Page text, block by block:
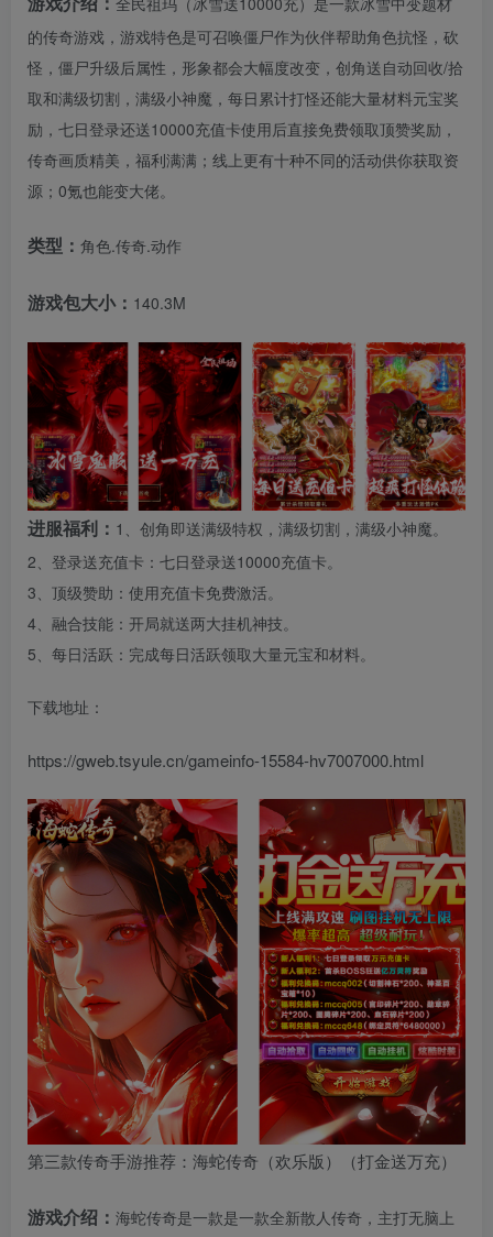
的传奇游戏，游戏特色是可召唤僵尸作为伙伴帮助角色抗怪，砍
怪，僵尸升级后属性，形象都会大幅度改变，创角送自动回收/拾
取和满级切割，满级小神魔，每日累计打怪还能大量材料元宝奖
励，七日登录还送10000充值卡使用后直接免费领取顶赞奖励，
传奇画质精美，福利满满；线上更有十种不同的活动供你获取资
源；0氪也能变大佬。
类型： 角色.传奇.动作
游戏包大小： 140.3M
进服福利： 1、创角即送满级特权，满级切割，满级小神魔。
2、登录送充值卡：七日登录送10000充值卡。
3、顶级赞助：使用充值卡免费激活。
4、融合技能：开局就送两大挂机神技。
5、每日活跃：完成每日活跃领取大量元宝和材料。
下载地址：
https://gweb.tsyule.cn/gameinfo-15584-hv7007000.html
第三款传奇手游推荐：海蛇传奇（欢乐版）（打金送万充）
游戏介绍： 海蛇传奇是一款是一款全新散人传奇，主打无脑上